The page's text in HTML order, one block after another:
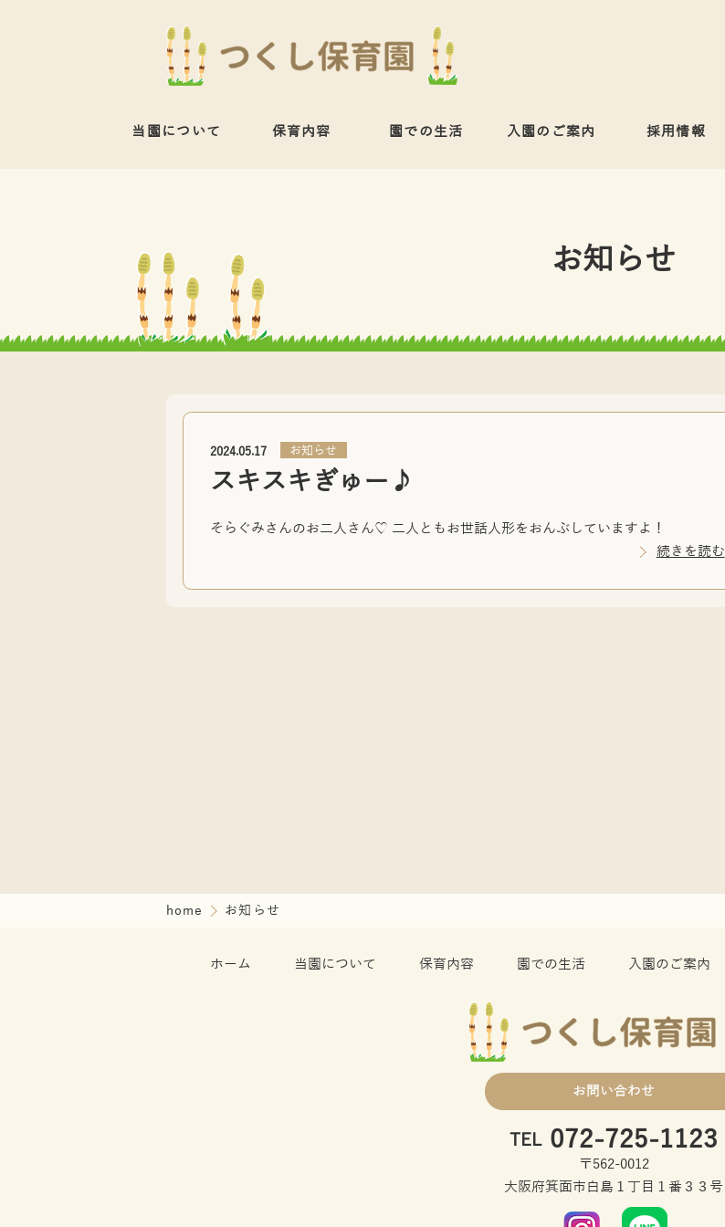
当園について 保育内容 園での生活 入園のご案内 採用情報
お知らせ
2024.05.17 お知らせ
スキスキぎゅー♪
そらぐみさんのお二人さん♡ 二人ともお世話人形をおんぶしていますよ！
続きを読む
home お知らせ
ホーム 当園について 保育内容 園での生活 入園のご案内
お問い合わせ
TEL 072-725-1123
〒562-0012
大阪府箕面市白島１丁目１番３３号